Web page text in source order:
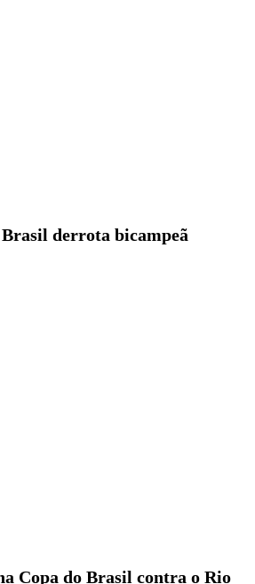
derrota bicampeã
Copa do Brasil contra o Rio